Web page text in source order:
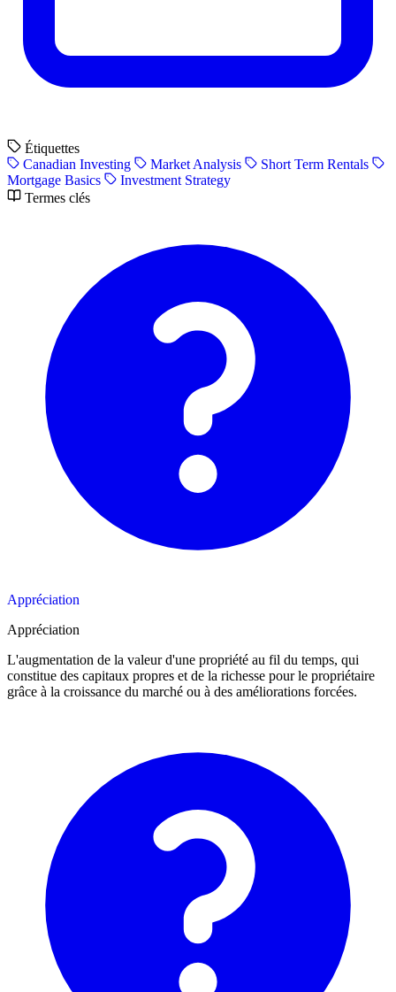
Étiquettes
Canadian Investing
Market Analysis
Short Term Rentals
Mortgage Basics
Investment Strategy
Termes clés
Appréciation
Appréciation
L'augmentation de la valeur d'une propriété au fil du temps, qui
constitue des capitaux propres et de la richesse pour le propriétaire
grâce à la croissance du marché ou à des améliorations forcées.